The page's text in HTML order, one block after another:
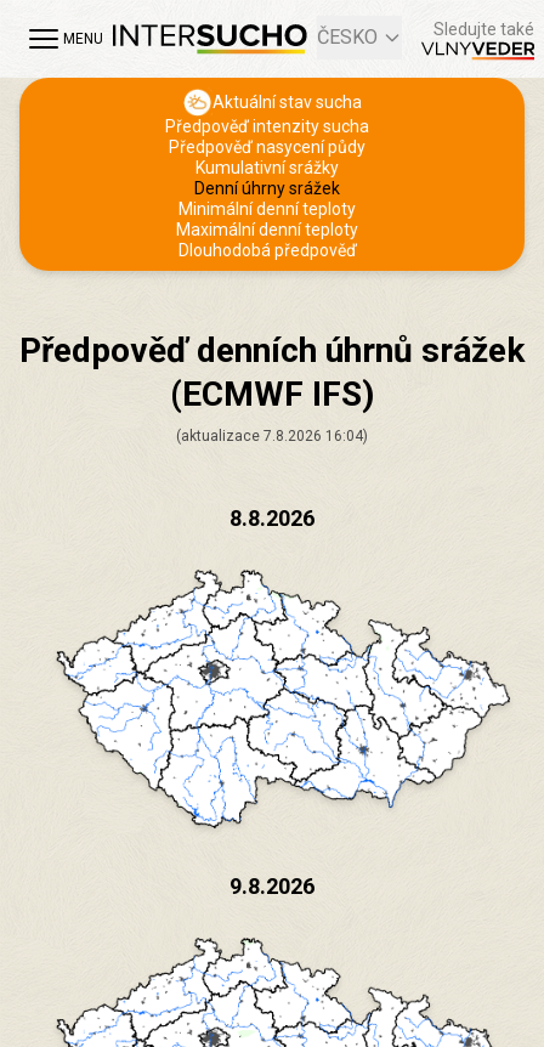
MENU ČESKO Sledujte také
Aktuální stav sucha
Předpověď intenzity sucha
Předpověď nasycení půdy
Kumulativní srážky
Denní úhrny srážek
Minimální denní teploty
Maximální denní teploty
Dlouhodobá předpověď
Předpověď denních úhrnů srážek
(ECMWF IFS)
(aktualizace 7.8.2026 16:04)
8.8.2026
9.8.2026